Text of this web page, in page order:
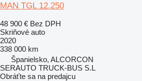
MAN TGL 12.250
48 900 € Bez DPH
Skriňové auto
2020
338 000 km
Španielsko, ALCORCON
SERAUTO TRUCK-BUS S.L
Obráťte sa na predajcu